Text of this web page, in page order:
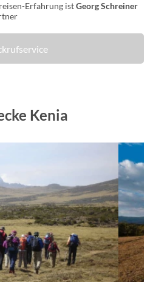
Erfahrung istGeorg Schreiner
Kenia